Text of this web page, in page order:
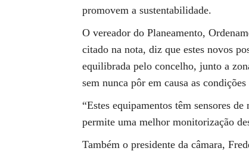
promovem a sustentabilidade.
O vereador do Planeamento,
citado na nota, diz que estes novos
equilibrada pelo concelho, junto a
sem nunca pôr em causa as
“Estes equipamentos têm sensores
permite uma melhor monitorização
Também o presidente da câmara,